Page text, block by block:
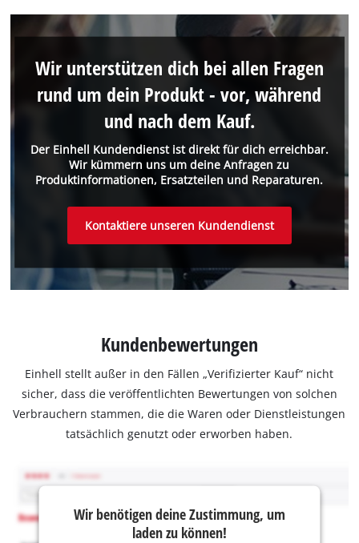
Der Einhell Kundendienst ist direkt für dich erreichbar.
Wir kümmern uns um deine Anfragen zu
Produktinformationen, Ersatzteilen und Reparaturen.
Wir unterstützen dich bei allen Fragen
rund um dein Produkt - vor, während
und nach dem Kauf.
Kontaktiere unseren Kundendienst
Kundenbewertungen
Einhell stellt außer in den Fällen „Verifizierter Kauf“ nicht
sicher, dass die veröffentlichten Bewertungen von solchen
Verbrauchern stammen, die die Waren oder Dienstleistungen
tatsächlich genutzt oder erworben haben.
Wir benötigen deine Zustimmung, um
laden zu können!